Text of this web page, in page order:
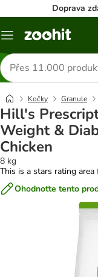
Doprava
Menu
Hledat
produkty
Kočky Granule
Hill's
Weight &
Chicken
8 kg
This is a stars rating
Ohodnoťte tento